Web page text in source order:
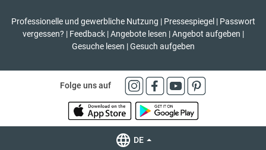
Professionelle und gewerbliche Nutzung | Pressespiegel | Passwort
vergessen? | Feedback | Angebote lesen | Angebot aufgeben |
Gesuche lesen | Gesuch aufgeben
Folge uns auf
DE